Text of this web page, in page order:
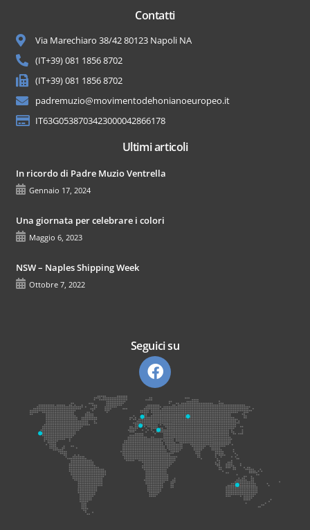
Contatti
Via Marechiaro 38/42 80123 Napoli NA
(IT+39) 081 1856 8702
(IT+39) 081 1856 8702
padremuzio@movimentodehonianoeuropeo.it
IT63G0538703423000042866178
Ultimi articoli
In ricordo di Padre Muzio Ventrella
Gennaio 17, 2024
Una giornata per celebrare i colori
Maggio 6, 2023
NSW – Naples Shipping Week
Ottobre 7, 2022
Seguici su